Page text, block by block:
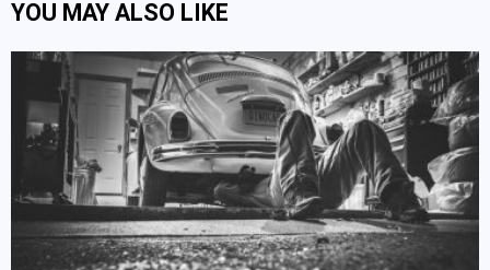
YOU MAY ALSO LIKE